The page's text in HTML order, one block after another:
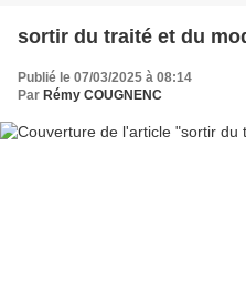
sortir du traité et du
Publié le 07/03/2025 à 08:14
Par Rémy COUGNENC